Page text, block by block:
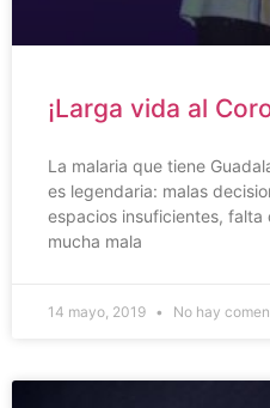
¡Larga vida al
La malaria que tiene
es legendaria: malas
espacios insuficientes,
mucha mala
14 mayo, 2019 No hay